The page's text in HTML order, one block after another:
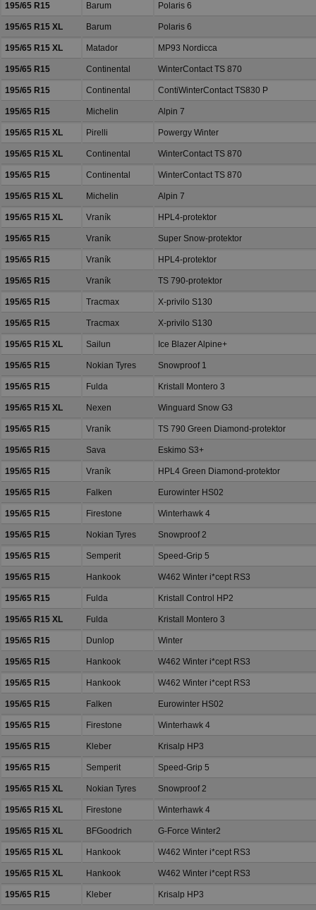
195/65 R15 Barum Polaris 6
195/65 R15 XL Barum Polaris 6
195/65 R15 XL Matador MP93 Nordicca
195/65 R15 Continental WinterContact TS 870
195/65 R15 Continental ContiWinterContact TS830 P
195/65 R15 Michelin Alpin 7
195/65 R15 XL Pirelli Powergy Winter
195/65 R15 XL Continental WinterContact TS 870
195/65 R15 Continental WinterContact TS 870
195/65 R15 XL Michelin Alpin 7
195/65 R15 XL Vraník HPL4-protektor
195/65 R15 Vraník Super Snow-protektor
195/65 R15 Vraník HPL4-protektor
195/65 R15 Vraník TS 790-protektor
195/65 R15 Tracmax X-privilo S130
195/65 R15 Tracmax X-privilo S130
195/65 R15 XL Sailun Ice Blazer Alpine+
195/65 R15 Nokian Tyres Snowproof 1
195/65 R15 Fulda Kristall Montero 3
195/65 R15 XL Nexen Winguard Snow G3
195/65 R15 Vraník TS 790 Green Diamond-protektor
195/65 R15 Sava Eskimo S3+
195/65 R15 Vraník HPL4 Green Diamond-protektor
195/65 R15 Falken Eurowinter HS02
195/65 R15 Firestone Winterhawk 4
195/65 R15 Nokian Tyres Snowproof 2
195/65 R15 Semperit Speed-Grip 5
195/65 R15 Hankook W462 Winter i*cept RS3
195/65 R15 Fulda Kristall Control HP2
195/65 R15 XL Fulda Kristall Montero 3
195/65 R15 Dunlop Winter
195/65 R15 Hankook W462 Winter i*cept RS3
195/65 R15 Hankook W462 Winter i*cept RS3
195/65 R15 Falken Eurowinter HS02
195/65 R15 Firestone Winterhawk 4
195/65 R15 Kleber Krisalp HP3
195/65 R15 Semperit Speed-Grip 5
195/65 R15 XL Nokian Tyres Snowproof 2
195/65 R15 XL Firestone Winterhawk 4
195/65 R15 XL BFGoodrich G-Force Winter2
195/65 R15 XL Hankook W462 Winter i*cept RS3
195/65 R15 XL Hankook W462 Winter i*cept RS3
195/65 R15 Kleber Krisalp HP3